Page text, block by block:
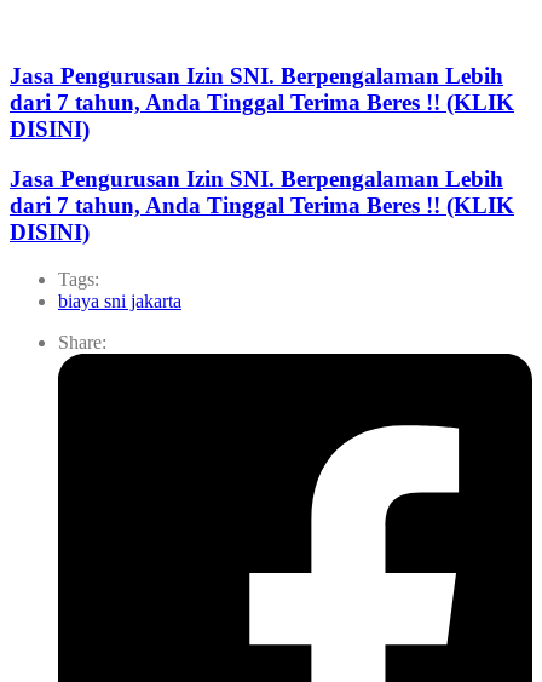
Jasa Pengurusan Izin SNI. Berpengalaman Lebih
dari 7 tahun, Anda Tinggal Terima Beres !! (KLIK
DISINI)
Jasa Pengurusan Izin SNI. Berpengalaman Lebih
dari 7 tahun, Anda Tinggal Terima Beres !! (KLIK
DISINI)
Tags:
biaya sni jakarta
Share: